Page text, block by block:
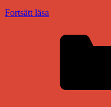
Fortsätt läsa